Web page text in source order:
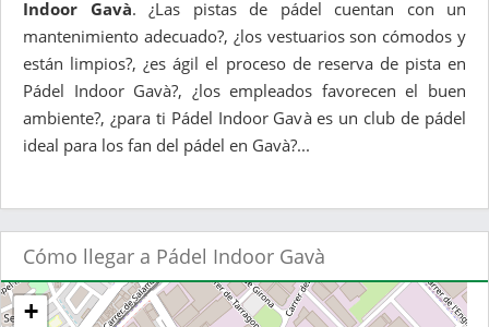
Indoor Gavà. ¿Las pistas de pádel cuentan con un
mantenimiento adecuado?, ¿los vestuarios son cómodos y
están limpios?, ¿es ágil el proceso de reserva de pista en
Pádel Indoor Gavà?, ¿los empleados favorecen el buen
ambiente?, ¿para ti Pádel Indoor Gavà es un club de pádel
ideal para los fan del pádel en Gavà?...
Cómo llegar a Pádel Indoor Gavà
+